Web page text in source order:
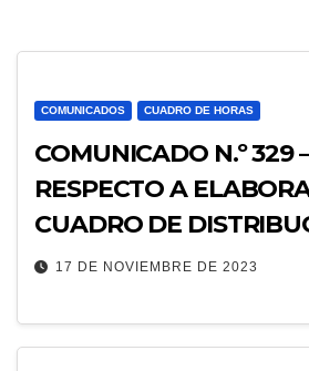
COMUNICADOS CUADRO DE HORAS
COMUNICADO N.º 329
RESPECTO A
CUADRO DE
17 DE NOVIEMBRE DE 2023